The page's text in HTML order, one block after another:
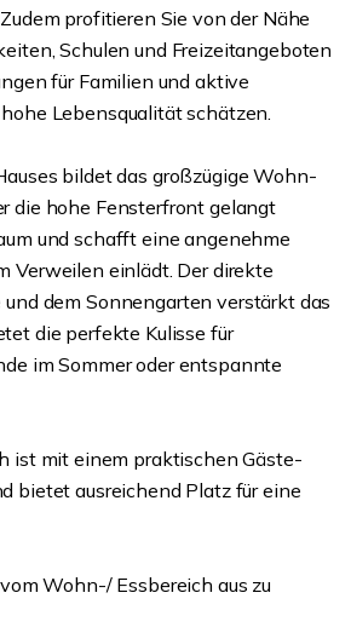
profitieren Sie von der Nähe
Schulen und Freizeitangeboten
für Familien und aktive
Lebensqualität schätzen.
bildet das großzügige Wohn-
die hohe Fensterfront gelangt
und schafft eine angenehme
Verweilen einlädt. Der direkte
und dem Sonnengarten verstärkt das
die perfekte Kulisse für
im Sommer oder entspannte
ist mit einem praktischen Gäste-
bietet ausreichend Platz für eine
Wohn-/ Essbereich aus zu